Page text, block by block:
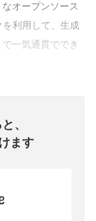
オープンソース
利用して、生成
一気通貫ででき
、
ます